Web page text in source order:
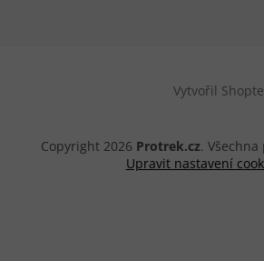
Vytvořil
Copyright 2026 Protrek.cz. Všechna
Upravit nastavení